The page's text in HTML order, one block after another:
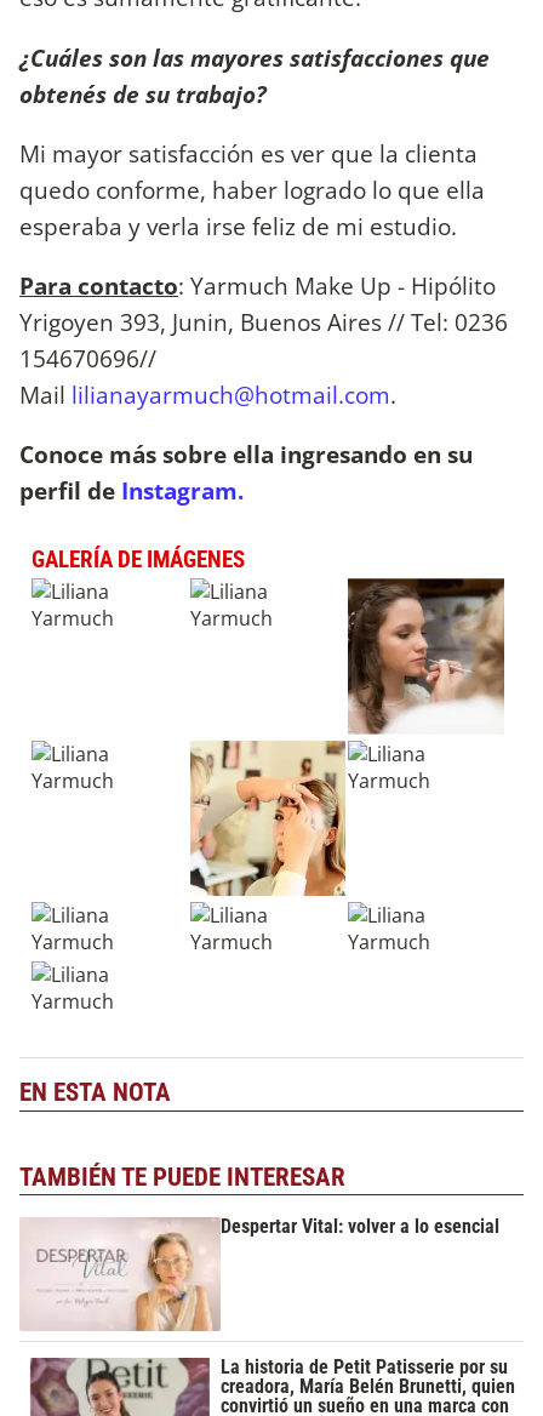
¿Cuáles son las mayores satisfacciones que
obtenés de su trabajo?
Mi mayor satisfacción es ver que la clienta
quedo conforme, haber logrado lo que ella
esperaba y verla irse feliz de mi estudio.
Para contacto: Yarmuch Make Up - Hipólito
Yrigoyen 393, Junin, Buenos Aires // Tel: 0236
154670696//
Mail lilianayarmuch@hotmail.com.
Conoce más sobre ella ingresando en su
perfil de Instagram.
GALERÍA DE IMÁGENES
EN ESTA NOTA
TAMBIÉN TE PUEDE INTERESAR
Despertar Vital: volver a lo esencial
La historia de Petit Patisserie por su
creadora, María Belén Brunetti, quien
convirtió un sueño en una marca con